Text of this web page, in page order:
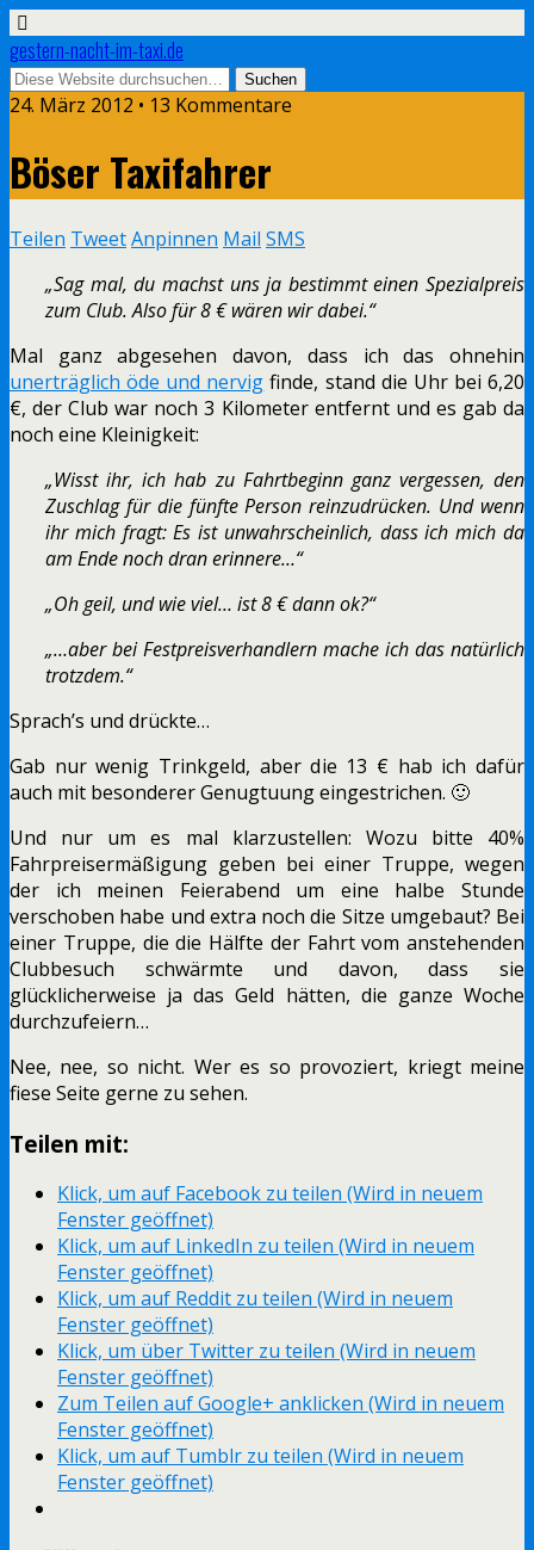
gestern-nacht-im-taxi.de
24. März 2012 • 13 Kommentare
Böser Taxifahrer
Teilen TweetAnpinnen Mail SMS
„Sag mal, du machst uns ja bestimmt einen Spezialpreis
zum Club. Also für 8 € wären wir dabei.“
Mal ganz abgesehen davon, dass ich das ohnehin
unerträglich öde und nervig finde, stand die Uhr bei 6,20
€, der Club war noch 3 Kilometer entfernt und es gab da
noch eine Kleinigkeit:
„Wisst ihr, ich hab zu Fahrtbeginn ganz vergessen, den
Zuschlag für die fünfte Person reinzudrücken. Und wenn
ihr mich fragt: Es ist unwahrscheinlich, dass ich mich da
am Ende noch dran erinnere…“
„Oh geil, und wie viel… ist 8 € dann ok?“
„…aber bei Festpreisverhandlern mache ich das natürlich
trotzdem.“
Sprach’s und drückte…
Gab nur wenig Trinkgeld, aber die 13 € hab ich dafür
auch mit besonderer Genugtuung eingestrichen. 🙂
Und nur um es mal klarzustellen: Wozu bitte 40%
Fahrpreisermäßigung geben bei einer Truppe, wegen
der ich meinen Feierabend um eine halbe Stunde
verschoben habe und extra noch die Sitze umgebaut? Bei
einer Truppe, die die Hälfte der Fahrt vom anstehenden
Clubbesuch schwärmte und davon, dass sie
glücklicherweise ja das Geld hätten, die ganze Woche
durchzufeiern…
Nee, nee, so nicht. Wer es so provoziert, kriegt meine
fiese Seite gerne zu sehen.
Teilen mit:
Klick, um auf Facebook zu teilen (Wird in neuem
Fenster geöffnet)
Klick, um auf LinkedIn zu teilen (Wird in neuem
Fenster geöffnet)
Klick, um auf Reddit zu teilen (Wird in neuem
Fenster geöffnet)
Klick, um über Twitter zu teilen (Wird in neuem
Fenster geöffnet)
Zum Teilen auf Google+ anklicken (Wird in neuem
Fenster geöffnet)
Klick, um auf Tumblr zu teilen (Wird in neuem
Fenster geöffnet)